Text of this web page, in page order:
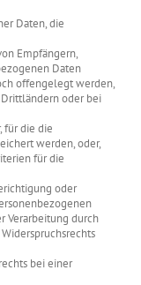
Daten, die
Empfängern,
Daten
offengelegt werden,
oder bei
für die die
werden, oder,
für die
oder
Verarbeitung durch
bei einer